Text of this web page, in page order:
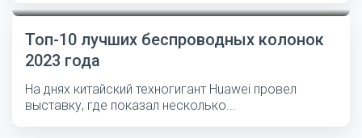
Топ-10 лучших беспроводных колонок
2023 года
На днях китайский техногигант Huawei провел
выставку, где показал несколько...